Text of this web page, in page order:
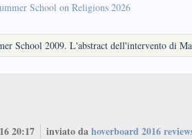
School on Religions 2026
School 2009. L'abstract dell'intervento di
20:17 inviato dahoverboard 2016